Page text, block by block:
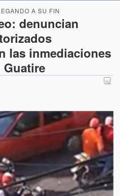
te da la bienvenida a éste nuestro
this Blog)
(The Jerk and the Reds in
with chavistas)
A SU FIN
denuncian
las inmediaciones